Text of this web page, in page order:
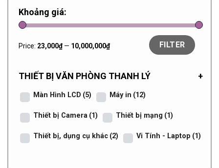
Khoảng giá:
FILTER
Price: 23,000₫— 10,000,000₫
THIẾT BỊ VĂN PHÒNG THANH LÝ +
Màn Hình LCD (5) Máy in (12)
Thiết bị Camera (1) Thiết bị mạng (1)
Thiết bị, dụng cụ khác (2) Vi Tính - Laptop (1)